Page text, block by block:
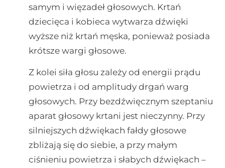
samym i więzadeł głosowych. Krtań
dziecięca i kobieca wytwarza dźwięki
wyższe niż krtań męska, ponieważ posiada
krótsze wargi głosowe.
Z kolei siła głosu zależy od energii prądu
powietrza i od amplitudy drgań warg
głosowych. Przy bezdźwięcznym szeptaniu
aparat głosowy krtani jest nieczynny. Przy
silniejszych dźwiękach fałdy głosowe
zbliżają się do siebie, a przy małym
ciśnieniu powietrza i słabych dźwiękach –